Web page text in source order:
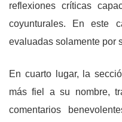
reflexiones críticas
coyunturales. En este
evaluadas solamente por
En cuarto lugar, la
más fiel a su nombre,
comentarios